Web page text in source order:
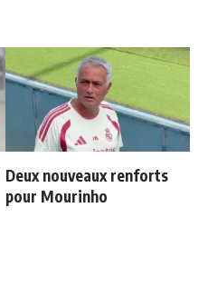
Deux nouveaux renforts
pour Mourinho